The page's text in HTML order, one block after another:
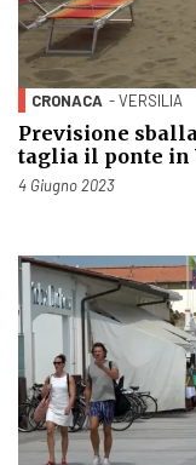
CRONACA - VERSILIA
Previsione
taglia il ponte in
Pubblicato il
4 Giugno 2023